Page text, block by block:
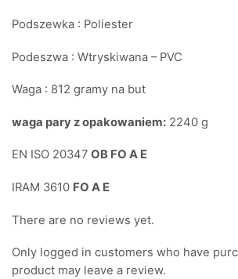
Podszewka : Poliester
Podeszwa : Wtryskiwana – PVC
Waga : 812 gramy na but
waga pary z opakowaniem: 2240 g
EN ISO 20347 OB FO A E
IRAM 3610 FO A E
There are no reviews yet.
Only logged in customers who have
product may leave a review.